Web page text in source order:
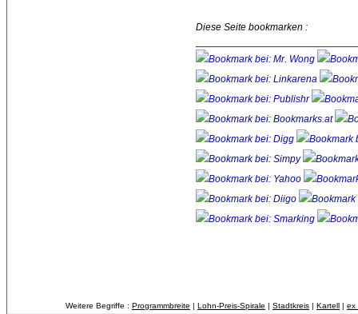
Diese Seite bookmarken :
Weitere Begriffe : Programmbreite | Lohn-Preis-Spirale | Stadtkreis | Kartell | ex